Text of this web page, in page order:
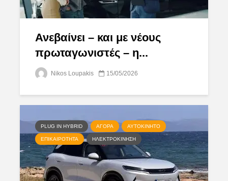
Ανεβαίνει – και με νέους
πρωταγωνιστές – η...
Nikos Loupakis 15/05/2026
PLUG IN HYBRID ΑΓΟΡΆ ΑΥΤΟΚΊΝΗΤΟ
ΕΠΙΚΑΙΡΌΤΗΤΑ ΗΛΕΚΤΡΟΚΊΝΗΣΗ